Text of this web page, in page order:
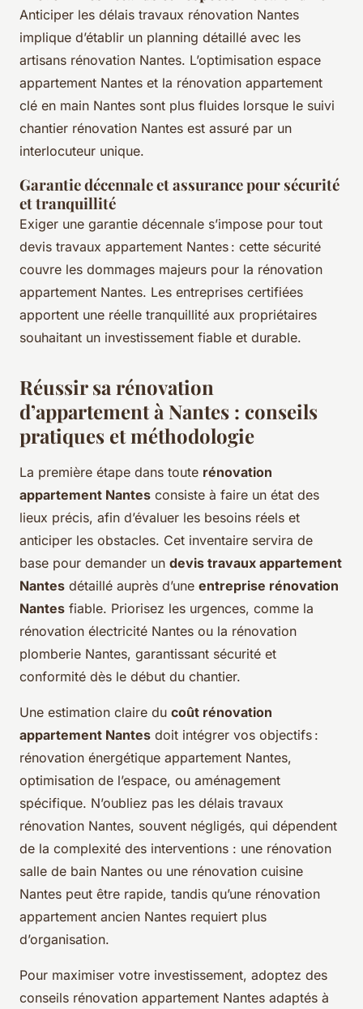
Anticiper les délais travaux rénovation Nantes
implique d’établir un planning détaillé avec les
artisans rénovation Nantes. L’optimisation espace
appartement Nantes et la rénovation appartement
clé en main Nantes sont plus fluides lorsque le suivi
chantier rénovation Nantes est assuré par un
interlocuteur unique.
Garantie décennale et assurance pour sécurité
et tranquillité
Exiger une garantie décennale s’impose pour tout
devis travaux appartement Nantes : cette sécurité
couvre les dommages majeurs pour la rénovation
appartement Nantes. Les entreprises certifiées
apportent une réelle tranquillité aux propriétaires
souhaitant un investissement fiable et durable.
Réussir sa rénovation
d’appartement à Nantes : conseils
pratiques et méthodologie
La première étape dans toute rénovation
appartement Nantes consiste à faire un état des
lieux précis, afin d’évaluer les besoins réels et
anticiper les obstacles. Cet inventaire servira de
base pour demander un devis travaux appartement
Nantes détaillé auprès d’une entreprise rénovation
Nantes fiable. Priorisez les urgences, comme la
rénovation électricité Nantes ou la rénovation
plomberie Nantes, garantissant sécurité et
conformité dès le début du chantier.
Une estimation claire du coût rénovation
appartement Nantes doit intégrer vos objectifs :
rénovation énergétique appartement Nantes,
optimisation de l’espace, ou aménagement
spécifique. N’oubliez pas les délais travaux
rénovation Nantes, souvent négligés, qui dépendent
de la complexité des interventions : une rénovation
salle de bain Nantes ou une rénovation cuisine
Nantes peut être rapide, tandis qu’une rénovation
appartement ancien Nantes requiert plus
d’organisation.
Pour maximiser votre investissement, adoptez des
conseils rénovation appartement Nantes adaptés à